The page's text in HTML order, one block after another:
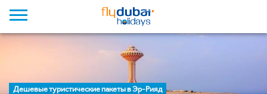
Дешевые туристические пакеты в Эр-Рияд